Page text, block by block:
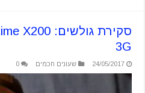
3G
24/05/2017 שעונים חכמים 0